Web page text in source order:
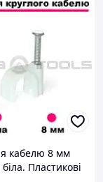
кабелю 8 мм
Пластикові